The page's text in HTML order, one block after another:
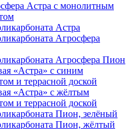
Астра с монолитным
Астра
Агросфера
Агросфера Пион
«Астра» с синим
и террасной доской
«Астра» с жёлтым
и террасной доской
Пион, зелёный
Пион, жёлтый